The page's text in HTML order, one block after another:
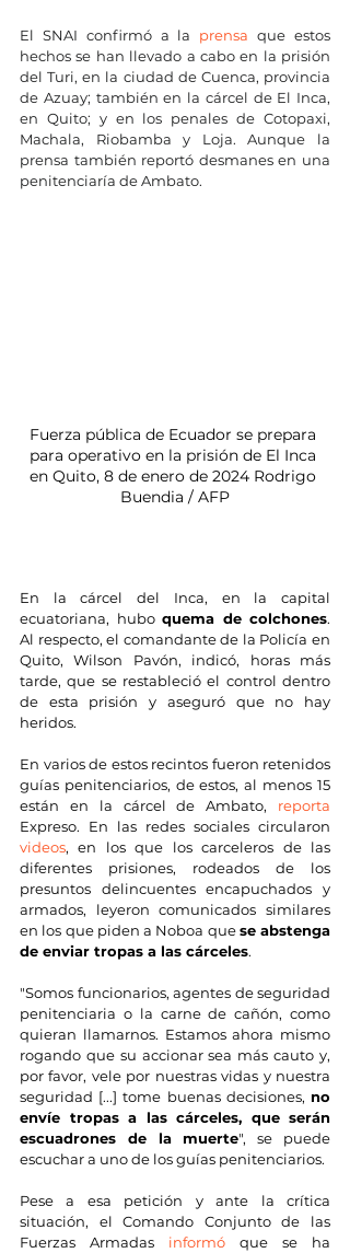
El SNAI confirmó a la prensa que estos
hechos se han llevado a cabo en la prisión
del Turi, en la ciudad de Cuenca, provincia
de Azuay; también en la cárcel de El Inca,
en Quito; y en los penales de Cotopaxi,
Machala, Riobamba y Loja. Aunque la
prensa también reportó desmanes en una
penitenciaría de Ambato.
Fuerza pública de Ecuador se prepara
para operativo en la prisión de El Inca
en Quito, 8 de enero de 2024 Rodrigo
Buendia / AFP
En la cárcel del Inca, en la capital
ecuatoriana, hubo quema de colchones.
Al respecto, el comandante de la Policía en
Quito, Wilson Pavón, indicó, horas más
tarde, que se restableció el control dentro
de esta prisión y aseguró que no hay
heridos.
En varios de estos recintos fueron retenidos
guías penitenciarios, de estos, al menos 15
están en la cárcel de Ambato, reporta
videos, en los que los carceleros de las
diferentes prisiones, rodeados de los
presuntos delincuentes encapuchados y
armados, leyeron comunicados similares
en los que piden a Noboa que se abstenga
de enviar tropas a las cárceles.
"Somos funcionarios, agentes de seguridad
penitenciaria o la carne de cañón, como
quieran llamarnos. Estamos ahora mismo
rogando que su accionar sea más cauto y,
por favor, vele por nuestras vidas y nuestra
seguridad [...] tome buenas decisiones, no
envíe tropas a las cárceles, que serán
escuadrones de la muerte", se puede
escuchar a uno de los guías penitenciarios.
Pese a esa petición y ante la crítica
situación, el Comando Conjunto de las
Fuerzas Armadas informó que se ha